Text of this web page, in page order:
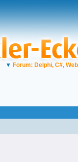
▼ Forum: Delphi, C#,